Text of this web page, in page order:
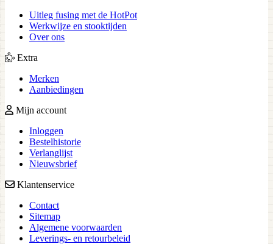
Uitleg fusing met de HotPot
Werkwijze en stooktijden
Over ons
Extra
Merken
Aanbiedingen
Mijn account
Inloggen
Bestelhistorie
Verlanglijst
Nieuwsbrief
Klantenservice
Contact
Sitemap
Algemene voorwaarden
Leverings- en retourbeleid